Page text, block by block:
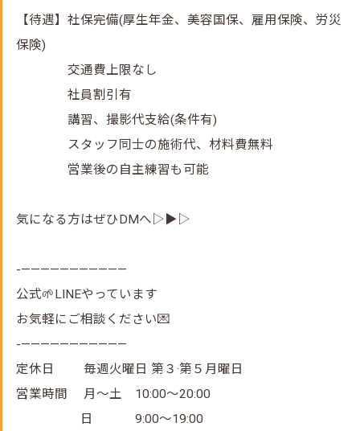
【待遇】社保完備(厚生年金、美容国保、雇用保険、労災
保険)
交通費上限なし
社員割引有
講習、撮影代支給(条件有)
スタッフ同士の施術代、材料費無料
営業後の自主練習も可能
気になる方はぜひDMへ▷▶▷
-———————————
公式🌱LINEやっています
お気軽にご相談ください💌
-———————————
定休日 毎週火曜日 第３·第５月曜日
営業時間 月～土 10:00～20:00
日 9:00～19:00